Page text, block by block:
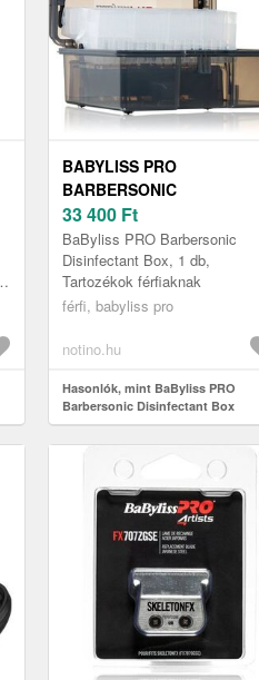
BABYLISS PRO
BARBERSONIC
DISINFECTANT BOX
FERTŐTLENÍTŐBOX 1 DB
33 400 Ft
BaByliss PRO Barbersonic
Disinfectant Box, 1 db,
Tartozékok férfiaknak
férfi, babyliss pro
notino.hu
Hasonlók, mint BaByliss PRO
Barbersonic Disinfectant Box
fertőtlenítőbox 1 db